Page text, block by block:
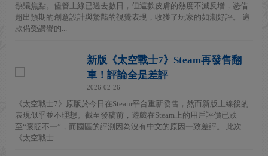
熱議焦點。儘管上線已過去數日，但這款皮膚的熱度不減反增，憑借
超出預期的創意設計與驚豔的視覺表現，收獲了玩家的如潮好評。 這
款備受讚譽的...
新版《太空戰士7》Steam再發售翻
車！評論全是差評
2026-02-26
《太空戰士7》原版於今日在Steam平台重新發售，然而新版上線後的
表現似乎並不理想。截至發稿前，遊戲在Steam上的用戶評價已跌
至“褒貶不一”，而國區的評測因為沒有中文的原因一致差評。 此次
《太空戰士...